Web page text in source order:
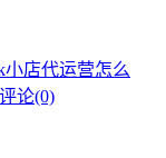
小店代运营怎么
评论(0)